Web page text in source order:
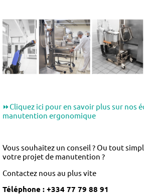
⏩Cliquez ici pour en savoir plus sur nos
manutention ergonomique
Vous souhaitez un conseil ? Ou tout
votre projet de manutention ?
Contactez nous au plus vite
Téléphone : +334 77 79 88 91